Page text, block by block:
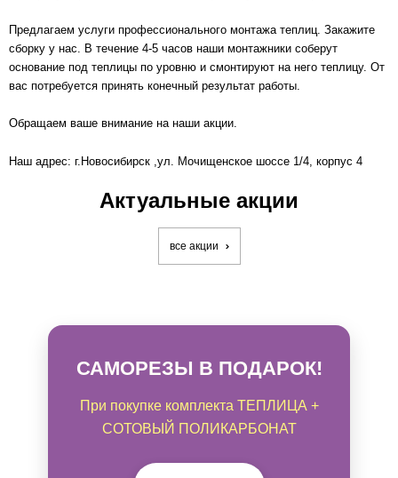
Предлагаем услуги профессионального монтажа теплиц. Закажите
сборку у нас. В течение 4-5 часов наши монтажники соберут
основание под теплицы по уровню и смонтируют на него теплицу. От
вас потребуется принять конечный результат работы.
Обращаем ваше внимание на наши акции.
Наш адрес: г.Новосибирск ,ул. Мочищенское шоссе 1/4, корпус 4
Актуальные акции
все акции
САМОРЕЗЫ В ПОДАРОК!
При покупке комплекта ТЕПЛИЦА +
СОТОВЫЙ ПОЛИКАРБОНАТ